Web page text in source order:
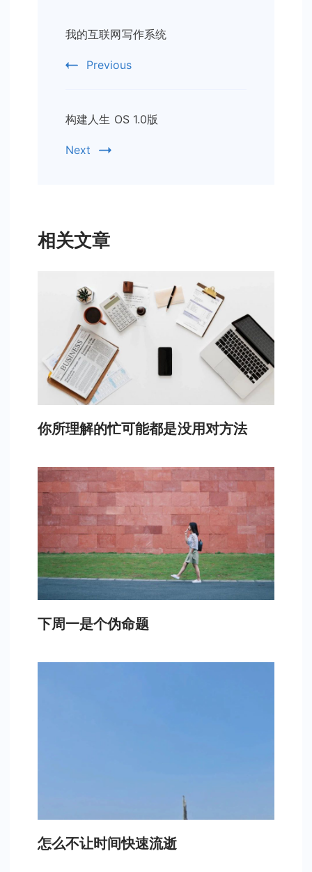
Navigation
我的互联网写作系统
Previous
构建人生 OS 1.0版
Next
相关文章
你所理解的忙可能都是没用对方法
下周一是个伪命题
怎么不让时间快速流逝